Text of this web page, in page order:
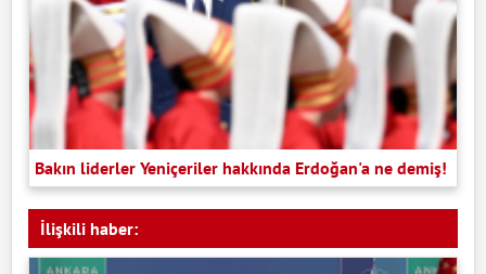
Bakın liderler Yeniçeriler hakkında Erdoğan'a ne demiş!
İlişkili haber: